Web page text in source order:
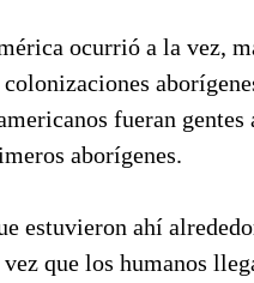
ocurrió a la vez,
fueran gentes
aborígenes.
estuvieron ahí
que los humanos